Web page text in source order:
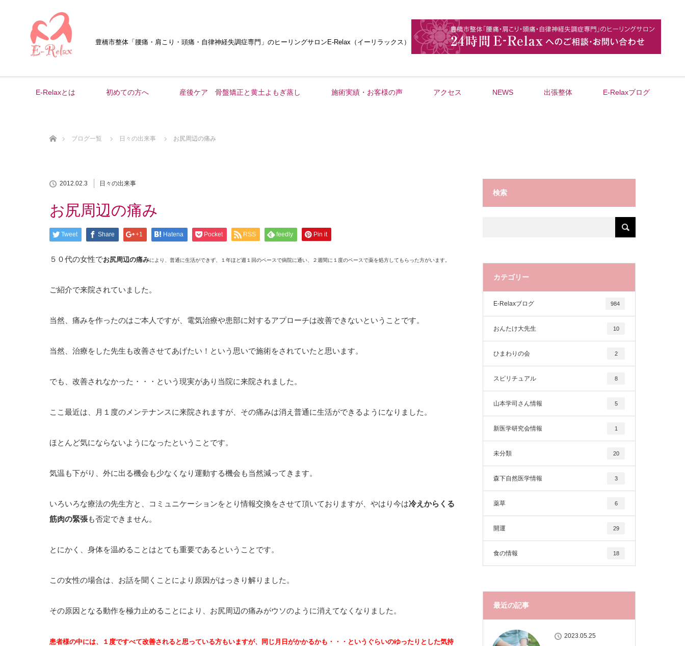
豊橋市整体 「腰痛・肩こり・頭痛・自律神経失調症専門」 のヒーリングサロンE-Relax（イーリラックス）
E-Relaxとは 初めての方へ 産後ケア 骨盤矯正と黄土よもぎ蒸し 施術実績・お客様の声 アクセス NEWS 出張整体 E-Relaxブログ
ブログ一覧
日々の出来事 お尻周辺の痛み
2012.02.3 日々の出来事
お尻周辺の痛み
Tweet Share +1 Hatena Pocket RSS feedly Pin it
５０代の女性でお尻周辺の痛みにより 、普通に生活ができず、１年ほど週１回のペースで病院に通い、２週間に１度のペースで薬を処方してもらった方がいます。
ご紹介で来院されていました。
当然、痛みを作ったのはご本人ですが、電気治療や患部に対するアプローチは改善できないということです。
当然、治療をした先生も改善させてあげたい！という思いで施術をされていたと思います。
でも、改善されなかった・・・という現実があり当院に来院されました。
ここ最近は、月１度のメンテナンスに来院されますが、その痛みは消え普通に生活ができるようになりました。
ほとんど気にならないようになったということです。
気温も下がり、外に出る機会も少なくなり運動する機会も当然減ってきます。
いろいろな療法の先生方と、コミュニケーションをとり情報交換をさせて頂いておりますが、やはり今は冷えからくる
筋肉の緊張も否定できません。
とにかく、身体を温めることはとても重要であるということです。
この女性の場合は、お話を聞くことにより原因がはっきり解りました。
その原因となる動作を極力止めることにより、お尻周辺の痛みがウソのように消えてなくなりました。
患者様の中には、１度ですべて改善されると思っている方もいますが、同じ月日がかかるかも・・・というぐらいのゆったりとした気持
検索
カテゴリー
E-Relaxブログ 984
おんたけ大先生 10
ひまわりの会 2
スピリチュアル 8
山本学司さん情報 5
新医学研究会情報 1
未分類 20
森下自然医学情報 3
薬草 6
開運 29
食の情報 18
最近の記事
2023.05.25